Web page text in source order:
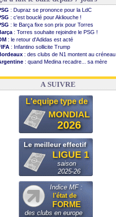
: Dupraz se prononce pour la LdC
: c'est bouclé pour Akliouche !
: le Barça fixe son prix pour Torres
: Torres souhaite rejoindre le PSG !
: le retour d'Adidas est acté
: Infantino sollicite Trump
: des clubs de N1 montent au créneau
: quand Medina recadre... sa mère
: Paixão attire un 2e club anglais
A SUIVRE
L'equipe type de
MONDIAL
2026
Le meilleur effectif
LIGUE 1
saison
2025-26
Indice MF :
l'état de
FORME
des clubs en europe